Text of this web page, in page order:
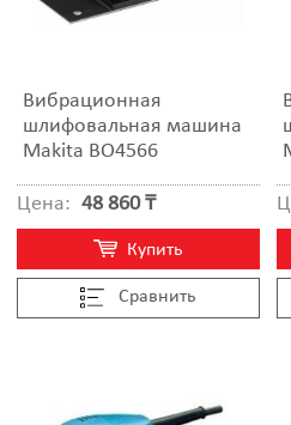
Вибрационная
шлифовальная машина
Makita BO4566
Цена: 48 860 ₸
Cравнить
Купить